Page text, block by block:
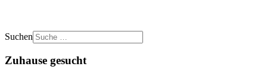
Suchen
Zuhause gesucht